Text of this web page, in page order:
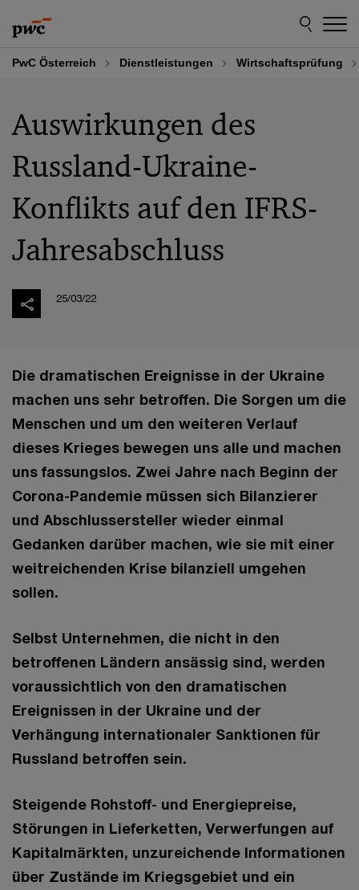
to
content
to
footer
PwC Österreich Dienstleistungen Wirtschaftsprüfung
Auswirkungen des
Russland-Ukraine-
Konflikts auf den IFRS-
Jahresabschluss
25/03/22
Die dramatischen Ereignisse in der Ukraine
machen uns sehr betroffen. Die Sorgen um die
Menschen und um den weiteren Verlauf
dieses Krieges bewegen uns alle und machen
uns fassungslos. Zwei Jahre nach Beginn der
Corona-Pandemie müssen sich Bilanzierer
und Abschlussersteller wieder einmal
Gedanken darüber machen, wie sie mit einer
weitreichenden Krise bilanziell umgehen
sollen.
Selbst Unternehmen, die nicht in den
betroffenen Ländern ansässig sind, werden
voraussichtlich von den dramatischen
Ereignissen in der Ukraine und der
Verhängung internationaler Sanktionen für
Russland betroffen sein.
Steigende Rohstoff- und Energiepreise,
Störungen in Lieferketten, Verwerfungen auf
Kapitalmärkten, unzureichende Informationen
über Zustände im Kriegsgebiet und ein